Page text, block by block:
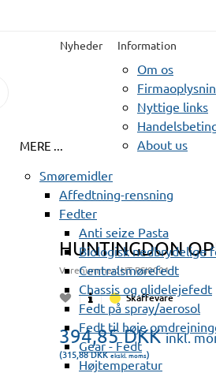
Nyheder Information
Om os
Nyttige links
About us
MERE ...
Smøremidler
Affedtning-rensning
Fedter
Anti seize Pasta
Biologisk nedbrydelige
Centralsmørefedt
Chassis og glidelejefedt
Fedt på spray/aerosol
Fedt til høje
Gear - Fedt
Højtemperatur
HUNTINGDON
Varenummer:HT PSI0001
Skaffevare
394,85DKK inkl.
(315,88DKK ekskl. moms)